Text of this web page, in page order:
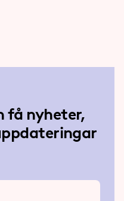
få nyheter,